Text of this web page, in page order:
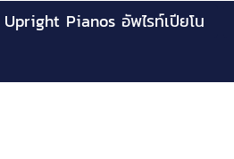
Upright Pianos อัพไรท์เปียโน